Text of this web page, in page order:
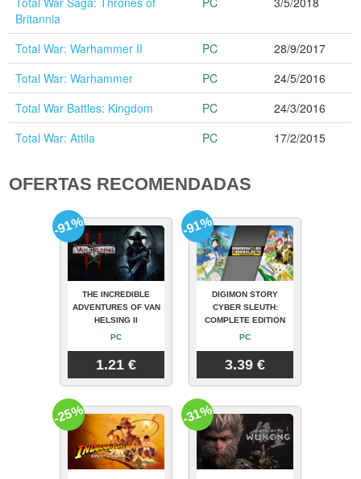
Britannia
Total War: Warhammer II PC
28/9/2017
Total War: Warhammer
PC
24/5/2016
Total War Battles: Kingdom
PC
24/3/2016
Total War: Attila
PC 17/2/2015
OFERTAS RECOMENDADAS
THE INCREDIBLE
ADVENTURES OF VAN
HELSING II
PC
1.21 €
-91%
DIGIMON STORY
CYBER SLEUTH:
COMPLETE EDITION
PC
3.39 €
-91%
-25% -31%